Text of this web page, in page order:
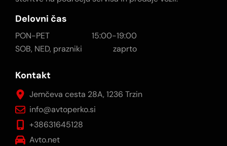
Delovni čas
PON-PET
15:00-19:00
SOB, NED, prazniki
zaprto
Kontakt
Jemčeva cesta 28A, 1236 Trzin
info@avtoperko.si
+38631645128
Avto.net